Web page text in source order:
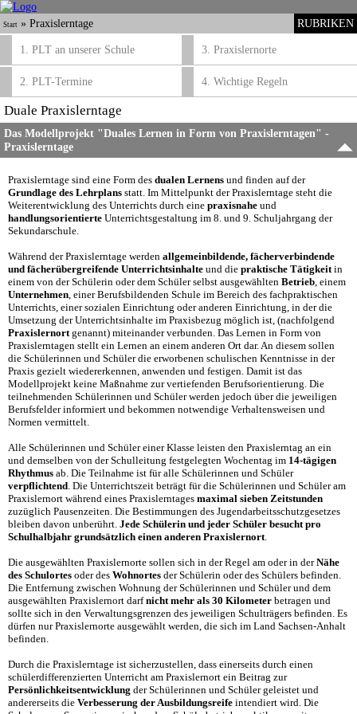
RUBRIKEN
Start » Praxislerntage
1. PLT an unserer Schule
2. PLT-Termine
3. Praxislernorte
4. Wichtige Regeln
Duale Praxislerntage
Das Modellprojekt "Duales Lernen in Form von Praxislerntagen" -
Praxislerntage
Praxislerntage sind eine Form des dualen Lernens und finden auf der
Grundlage des Lehrplans statt. Im Mittelpunkt der Praxislerntage steht die
Weiterentwicklung des Unterrichts durch eine praxisnahe und
handlungsorientierte Unterrichtsgestaltung im 8. und 9. Schuljahrgang der
Sekundarschule.
Während der Praxislerntage werden allgemeinbildende, fächerverbindende
und fächerübergreifende Unterrichtsinhalte und die praktische Tätigkeitin
einem von der Schülerin oder dem Schüler selbst ausgewählten Betrieb, einem
Unternehmen, einer Berufsbildenden Schule im Bereich des fachpraktischen
Unterrichts, einer sozialen Einrichtung oder anderen Einrichtung, in der die
Umsetzung der Unterrichtsinhalte im Praxisbezug möglich ist, (nachfolgend
Praxislernortgenannt) miteinander verbunden. Das Lernen in Form von
Praxislerntagen stellt ein Lernen an einem anderen Ort dar. An diesem sollen
die Schülerinnen und Schüler die erworbenen schulischen Kenntnisse in der
Praxis gezielt wiedererkennen, anwenden und festigen. Damit ist das
Modellprojekt keine Maßnahme zur vertiefenden Berufsorientierung. Die
teilnehmenden Schülerinnen und Schüler werden jedoch über die jeweiligen
Berufsfelder informiert und bekommen notwendige Verhaltensweisen und
Normen vermittelt.
Alle Schülerinnen und Schüler einer Klasse leisten den Praxislerntag an ein
und demselben von der Schulleitung festgelegten Wochentag im 14-tägigen
Rhythmus ab. Die Teilnahme ist für alle Schülerinnen und Schüler
verpflichtend. Die Unterrichtszeit beträgt für die Schülerinnen und Schüler am
Praxislernort während eines Praxislerntages maximal sieben Zeitstunden
zuzüglich Pausenzeiten. Die Bestimmungen des Jugendarbeitsschutzgesetzes
bleiben davon unberührt. Jede Schülerin und jeder Schüler besucht pro
Schulhalbjahr grundsätzlich einen anderen Praxislernort.
Die ausgewählten Praxislernorte sollen sich in der Regel am oder in derNähe
des Schulortes oder des Wohnortes der Schülerin oder des Schülers befinden.
Die Entfernung zwischen Wohnung der Schülerinnen und Schüler und dem
ausgewählten Praxislernort darfnicht mehr als 30 Kilometer betragen und
sollte sich in den Verwaltungsgrenzen des jeweiligen Schulträgers befinden. Es
dürfen nur Praxislernorte ausgewählt werden, die sich im Land Sachsen-Anhalt
befinden.
Durch die Praxislerntage ist sicherzustellen, dass einerseits durch einen
schülerdifferenzierten Unterricht am Praxislernort ein Beitrag zur
Persönlichkeitsentwicklung der Schülerinnen und Schüler geleistet und
andererseits die Verbesserung der Ausbildungsreife intendiert wird. Die